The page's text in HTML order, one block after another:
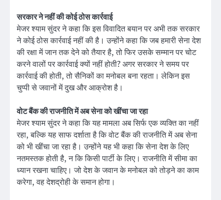
सरकार ने नहीं की कोई ठोस कार्रवाई
मेजर श्याम सुंदर ने कहा कि इस विवादित बयान पर अभी तक सरकार
ने कोई ठोस कार्रवाई नहीं की है। उन्होंने कहा कि जब हमारी सेना देश
की रक्षा में जान तक देने को तैयार है, तो फिर उसके सम्मान पर चोट
करने वालों पर कार्रवाई क्यों नहीं होती? अगर सरकार ने समय पर
कार्रवाई की होती, तो सैनिकों का मनोबल बना रहता। लेकिन इस
चुप्पी से जवानों में दुख और आक्रोश है।
वोट बैंक की राजनीति में अब सेना को खींचा जा रहा
मेजर श्याम सुंदर ने कहा कि यह मामला अब सिर्फ एक व्यक्ति का नहीं
रहा, बल्कि यह साफ दर्शाता है कि वोट बैंक की राजनीति में अब सेना
को भी खींचा जा रहा है। उन्होंने यह भी कहा कि सेना देश के लिए
नतमस्तक होती है, न कि किसी पार्टी के लिए। राजनीति में सीमा का
ध्यान रखना चाहिए। जो देश के जवान के मनोबल को तोड़ने का काम
करेगा, वह देशद्रोही के समान होगा।